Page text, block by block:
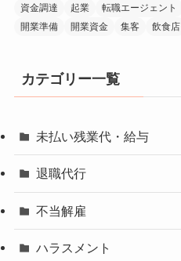
資金調達
起業 転職エージェント
開業準備
開業資金 集客 飲食店
カテゴリー一覧
未払い残業代・給与
退職代行
不当解雇
ハラスメント